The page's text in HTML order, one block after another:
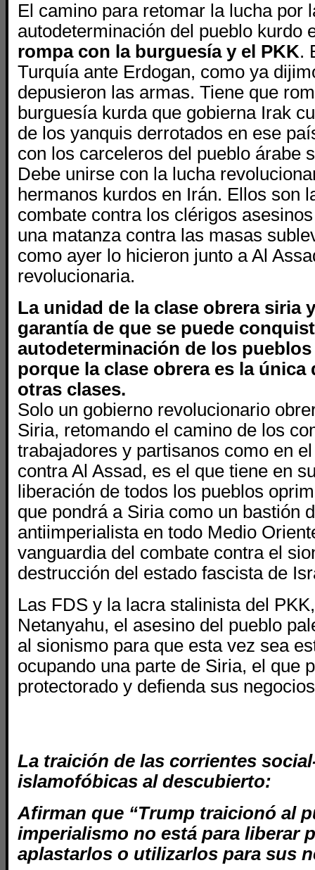
El camino para retomar la lucha por
autodeterminación del pueblo kurdo
rompa con la burguesía y el PKK.
Turquía ante Erdogan, como ya
depusieron las armas. Tiene que
burguesía kurda que gobierna Irak
de los yanquis derrotados en ese
con los carceleros del pueblo árabe
Debe unirse con la lucha
hermanos kurdos en Irán. Ellos son
combate contra los clérigos
una matanza contra las masas
como ayer lo hicieron junto a Al
revolucionaria.
La unidad de la clase obrera siria
garantía de que se puede
autodeterminación de los
porque la clase obrera es la única
otras clases.
Solo un gobierno revolucionario
Siria, retomando el camino de los
trabajadores y partisanos como en
contra Al Assad, es el que tiene en
liberación de todos los pueblos
que pondrá a Siria como un bastión
antiimperialista en todo Medio
vanguardia del combate contra el
destrucción del estado fascista de
Las FDS y la lacra stalinista del
Netanyahu, el asesino del pueblo
al sionismo para que esta vez sea
ocupando una parte de Siria, el que
protectorado y defienda sus
La traición de las corrientes
islamofóbicas al descubierto:
Afirman que “Trump traicionó al
imperialismo no está para liberar
aplastarlos o utilizarlos para sus